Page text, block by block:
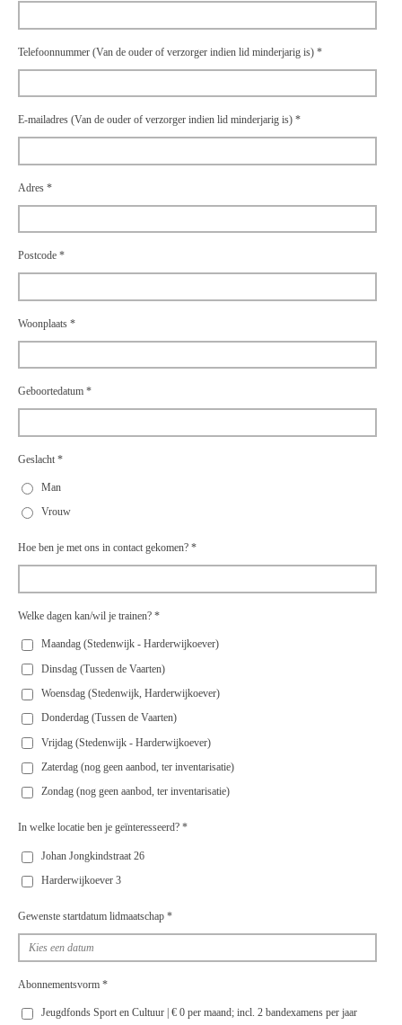
Telefoonnummer (Van de ouder of verzorger indien lid minderjarig is) *
E-mailadres (Van de ouder of verzorger indien lid minderjarig is) *
Adres *
Postcode *
Woonplaats *
Geboortedatum *
Geslacht *
Man
Vrouw
Hoe ben je met ons in contact gekomen? *
Welke dagen kan/wil je trainen? *
Maandag (Stedenwijk - Harderwijkoever)
Dinsdag (Tussen de Vaarten)
Woensdag (Stedenwijk, Harderwijkoever)
Donderdag (Tussen de Vaarten)
Vrijdag (Stedenwijk - Harderwijkoever)
Zaterdag (nog geen aanbod, ter inventarisatie)
Zondag (nog geen aanbod, ter inventarisatie)
In welke locatie ben je geïnteresseerd? *
Johan Jongkindstraat 26
Harderwijkoever 3
Gewenste startdatum lidmaatschap *
Abonnementsvorm *
Jeugdfonds Sport en Cultuur | € 0 per maand; incl. 2 bandexamens per jaar